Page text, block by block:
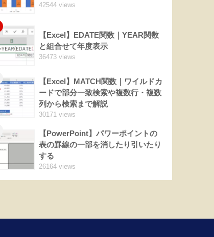
42544 views
【Excel】EDATE関数｜YEAR関数
と組合せて年度表示
36473 views
【Excel】MATCH関数｜ワイルドカ
ードで部分一致検索や複数行・複数
列から検索まで解説
30171 views
【PowerPoint】パワーポイントの
表の罫線の一部を消したり引いたり
する
26164 views